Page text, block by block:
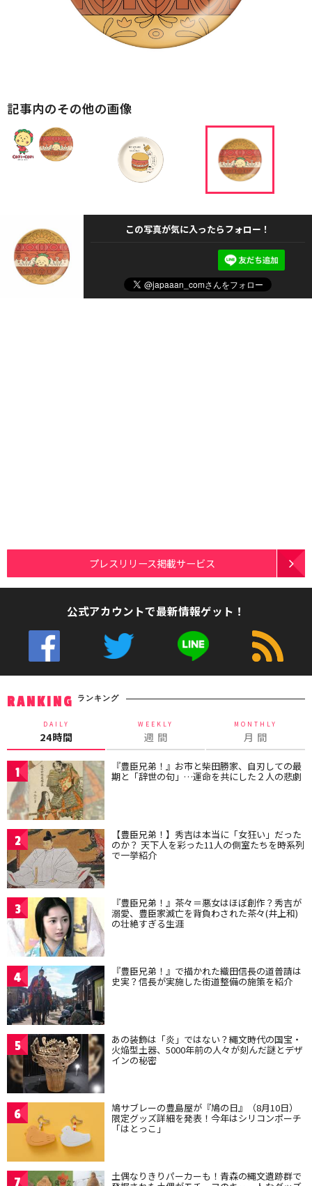
記事内のその他の画像
この写真が気に入ったらフォロー！
プレスリリース掲載サービス
公式アカウントで最新情報ゲット！
RANKING ランキング
DAILY
24時間
WEEKLY
週 間
MONTHLY
月 間
1 『豊臣兄弟！』お市と柴田勝家、自刃しての最
期と「辞世の句」…運命を共にした２人の悲劇
2 【豊臣兄弟！】秀吉は本当に「女狂い」だった
のか？ 天下人を彩った11人の側室たちを時系列
で一挙紹介
3 『豊臣兄弟！』茶々＝悪女はほぼ創作？秀吉が
溺愛、豊臣家滅亡を背負わされた茶々(井上和)
の壮絶すぎる生涯
4 『豊臣兄弟！』で描かれた織田信長の道普請は
史実？信長が実施した街道整備の施策を紹介
5 あの装飾は「炎」ではない？縄文時代の国宝・
火焔型土器、5000年前の人々が刻んだ謎とデザ
インの秘密
6 鳩サブレーの豊島屋が『鳩の日』（8月10日）
限定グッズ詳細を発表！今年はシリコンポーチ
「はとっこ」
7 土偶なりきりパーカーも！青森の縄文遺跡群で